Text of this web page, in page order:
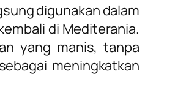
digunakan dalam
di Mediterania.
yang manis, tanpa
meningkatkan